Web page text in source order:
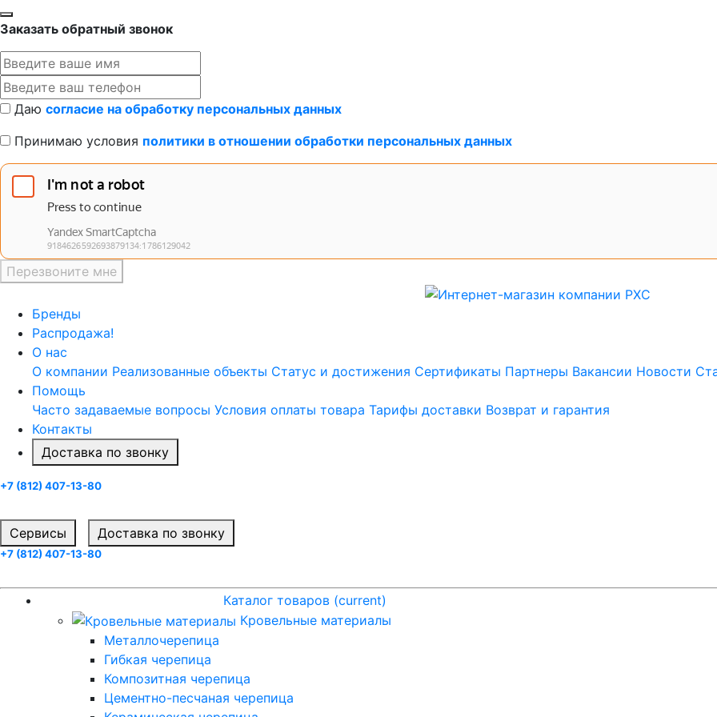
Заказать обратный звонок
Даю согласие на обработку персональных данных
Принимаю условия политики в отношении обработки персональных данных
Перезвоните мне
Бренды
Распродажа!
О нас
О компании Реализованные объекты Статус и достижения Сертификаты Партнеры Вакансии Новости
Помощь
Часто задаваемые вопросы Условия оплаты товара Тарифы доставки Возврат и гарантия
Контакты
Доставка по звонку
+7 (812) 407-13-80
Cервисы
Доставка по звонку
+7 (812) 407-13-80
Каталог товаров (current)
Кровельные материалы
Металлочерепица
Гибкая черепица
Композитная черепица
Цементно-песчаная черепица